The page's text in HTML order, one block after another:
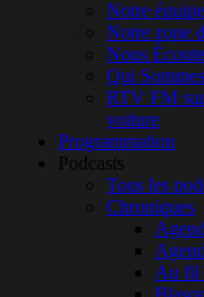
Notre équipe
Notre zone
Nous
Qui
RTV FM sur
voiture
Programmation
Podcasts
Tous les
Chroniques
Au fil